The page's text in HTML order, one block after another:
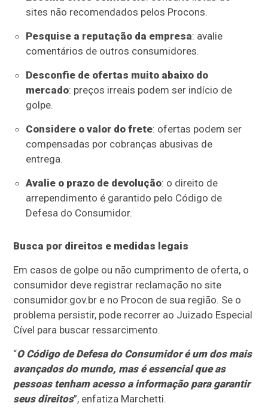
sites não recomendados pelos Procons.
Pesquise a reputação da empresa: avalie
comentários de outros consumidores.
Desconfie de ofertas muito abaixo do
mercado: preços irreais podem ser indício de
golpe.
Considere o valor do frete: ofertas podem ser
compensadas por cobranças abusivas de
entrega.
Avalie o prazo de devolução: o direito de
arrependimento é garantido pelo Código de
Defesa do Consumidor.
Busca por direitos e medidas legais
Em casos de golpe ou não cumprimento de oferta, o
consumidor deve registrar reclamação no site
consumidor.gov.br e no Procon de sua região. Se o
problema persistir, pode recorrer ao Juizado Especial
Cível para buscar ressarcimento.
“O Código de Defesa do Consumidor é um dos mais
avançados do mundo, mas é essencial que as
pessoas tenham acesso a informação para garantir
seus direitos”, enfatiza Marchetti.